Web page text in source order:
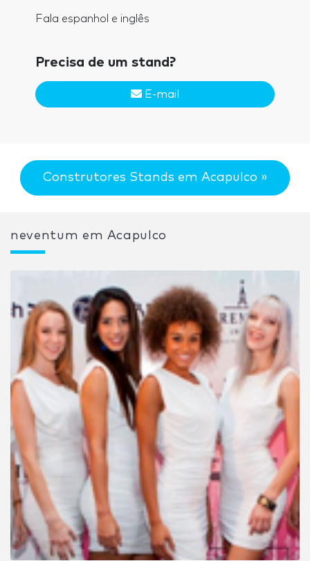
Fala espanhol e inglês
Precisa de um stand?
E-mail
Construtores Stands em Acapulco »
neventum em Acapulco